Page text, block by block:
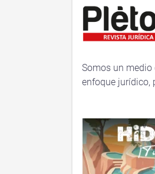
Somos un
enfoque jurídico,